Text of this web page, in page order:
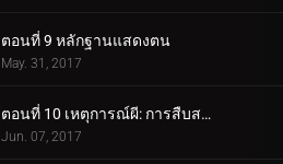
ตอนที่ 9 หลักฐานแสดงตน
May. 31, 2017
ตอนที่ 10 เหตุการณ์ผี: การสืบสวนเริ่มต้นขึ้น!
Jun. 07, 2017